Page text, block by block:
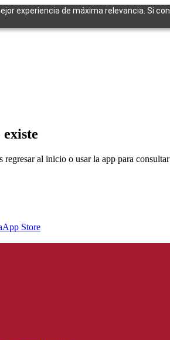
experiencia de máxima relevancia. Si
al inicio o usar la app para
App Store